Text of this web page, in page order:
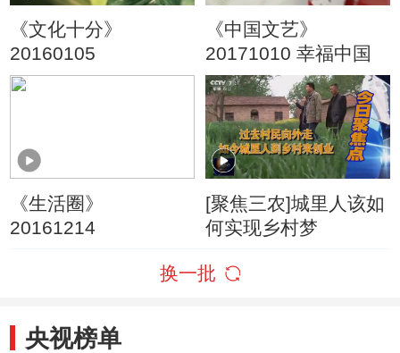
《文化十分》
20160105
《中国文艺》
20171010 幸福中国
《生活圈》
20161214
[聚焦三农]城里人该如
何实现乡村梦
换一批
央视榜单